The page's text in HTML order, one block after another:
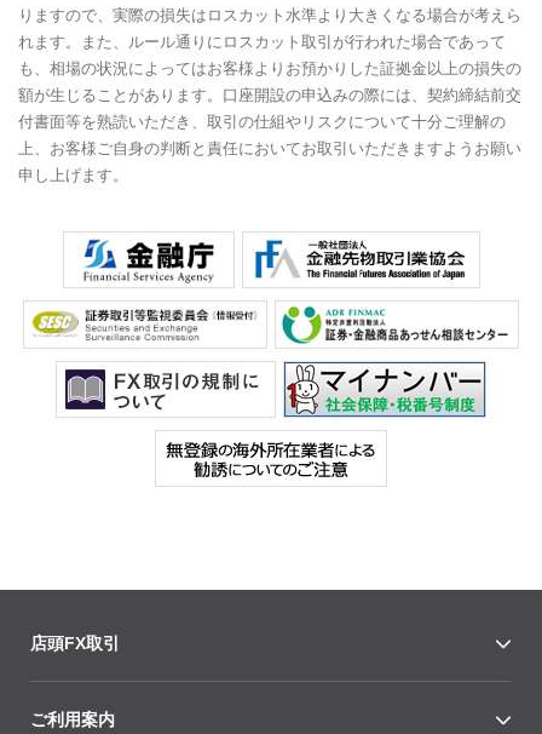
りますので、実際の損失はロスカット水準より大きくなる場合が考えら
れます。また、ルール通りにロスカット取引が行われた場合であって
も、相場の状況によってはお客様よりお預かりした証拠金以上の損失の
額が生じることがあります。口座開設の申込みの際には、契約締結前交
付書面等を熟読いただき、取引の仕組やリスクについて十分ご理解の
上、お客様ご自身の判断と責任においてお取引いただきますようお願い
申し上げます。
店頭FX取引
ご利用案内